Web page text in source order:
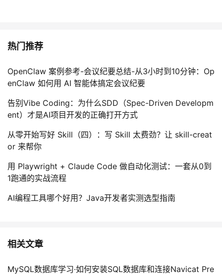
热门推荐
OpenClaw 案例参考-会议纪要总结-从3小时到10分钟：Op
enClaw 如何用 AI 智能体搞定会议纪要
告别Vibe Coding：为什么SDD（Spec-Driven Developm
ent）才是AI项目开发的正确打开方式
从零开始写好 Skill（四）：写 Skill 太费劲？让 skill-creat
or 来帮你
用 Playwright + Claude Code 做自动化测试：一套从0到
1跑通的实战流程
AI编程工具哪个好用？Java开发者实测选型指南
相关文章
MySQL数据库学习·如何安装SQL数据库和连接Navicat Pre